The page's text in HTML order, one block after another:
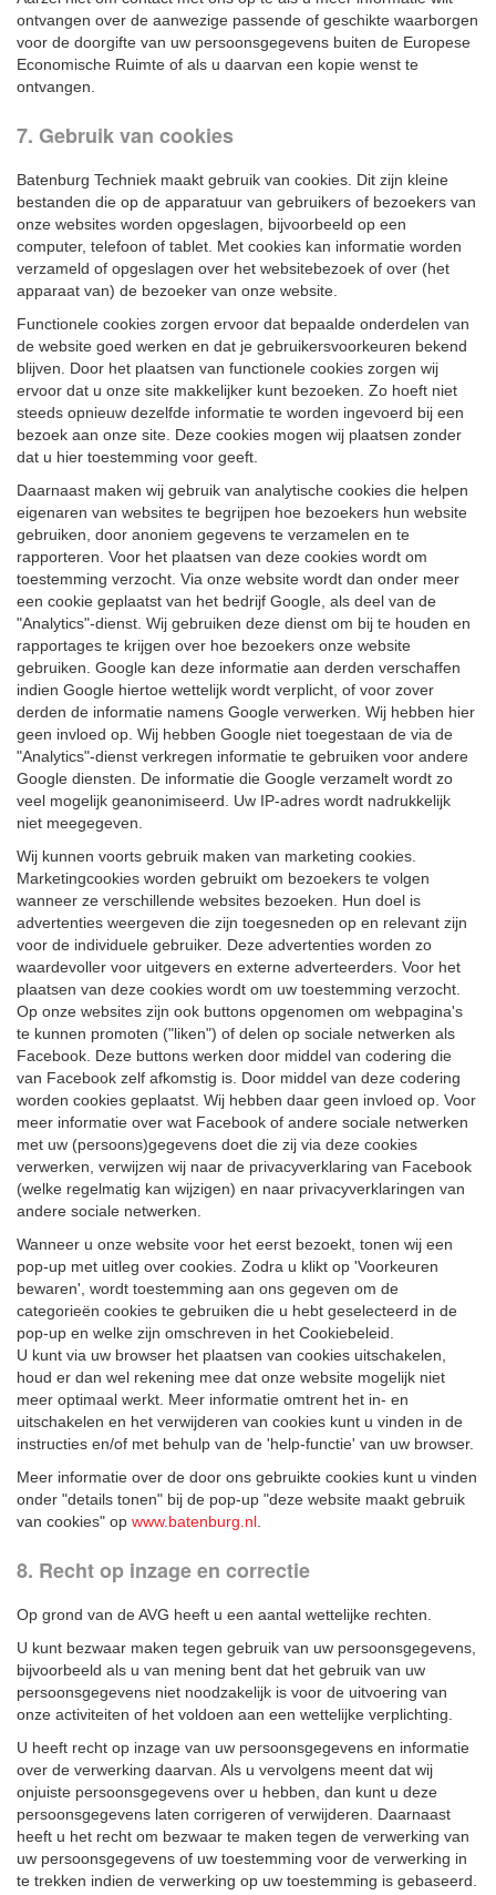
ontvangen over de aanwezige passende of geschikte waarborgen
voor de doorgifte van uw persoonsgegevens buiten de Europese
Economische Ruimte of als u daarvan een kopie wenst te
ontvangen.
7. Gebruik van cookies
Batenburg Techniek maakt gebruik van cookies. Dit zijn kleine
bestanden die op de apparatuur van gebruikers of bezoekers van
onze websites worden opgeslagen, bijvoorbeeld op een
computer, telefoon of tablet. Met cookies kan informatie worden
verzameld of opgeslagen over het websitebezoek of over (het
apparaat van) de bezoeker van onze website.
Functionele cookies zorgen ervoor dat bepaalde onderdelen van
de website goed werken en dat je gebruikersvoorkeuren bekend
blijven. Door het plaatsen van functionele cookies zorgen wij
ervoor dat u onze site makkelijker kunt bezoeken. Zo hoeft niet
steeds opnieuw dezelfde informatie te worden ingevoerd bij een
bezoek aan onze site. Deze cookies mogen wij plaatsen zonder
dat u hier toestemming voor geeft.
Daarnaast maken wij gebruik van analytische cookies die helpen
eigenaren van websites te begrijpen hoe bezoekers hun website
gebruiken, door anoniem gegevens te verzamelen en te
rapporteren. Voor het plaatsen van deze cookies wordt om
toestemming verzocht. Via onze website wordt dan onder meer
een cookie geplaatst van het bedrijf Google, als deel van de
"Analytics"-dienst. Wij gebruiken deze dienst om bij te houden en
rapportages te krijgen over hoe bezoekers onze website
gebruiken. Google kan deze informatie aan derden verschaffen
indien Google hiertoe wettelijk wordt verplicht, of voor zover
derden de informatie namens Google verwerken. Wij hebben hier
geen invloed op. Wij hebben Google niet toegestaan de via de
"Analytics"-dienst verkregen informatie te gebruiken voor andere
Google diensten. De informatie die Google verzamelt wordt zo
veel mogelijk geanonimiseerd. Uw IP-adres wordt nadrukkelijk
niet meegegeven.
Wij kunnen voorts gebruik maken van marketing cookies.
Marketingcookies worden gebruikt om bezoekers te volgen
wanneer ze verschillende websites bezoeken. Hun doel is
advertenties weergeven die zijn toegesneden op en relevant zijn
voor de individuele gebruiker. Deze advertenties worden zo
waardevoller voor uitgevers en externe adverteerders. Voor het
plaatsen van deze cookies wordt om uw toestemming verzocht.
Op onze websites zijn ook buttons opgenomen om webpagina's
te kunnen promoten ("liken") of delen op sociale netwerken als
Facebook. Deze buttons werken door middel van codering die
van Facebook zelf afkomstig is. Door middel van deze codering
worden cookies geplaatst. Wij hebben daar geen invloed op. Voor
meer informatie over wat Facebook of andere sociale netwerken
met uw (persoons)gegevens doet die zij via deze cookies
verwerken, verwijzen wij naar de privacyverklaring van Facebook
(welke regelmatig kan wijzigen) en naar privacyverklaringen van
andere sociale netwerken.
Wanneer u onze website voor het eerst bezoekt, tonen wij een
pop-up met uitleg over cookies. Zodra u klikt op 'Voorkeuren
bewaren', wordt toestemming aan ons gegeven om de
categorieën cookies te gebruiken die u hebt geselecteerd in de
pop-up en welke zijn omschreven in het Cookiebeleid.
U kunt via uw browser het plaatsen van cookies uitschakelen,
houd er dan wel rekening mee dat onze website mogelijk niet
meer optimaal werkt. Meer informatie omtrent het in- en
uitschakelen en het verwijderen van cookies kunt u vinden in de
instructies en/of met behulp van de 'help-functie' van uw browser.
Meer informatie over de door ons gebruikte cookies kunt u vinden
onder "details tonen" bij de pop-up "deze website maakt gebruik
van cookies" op www.batenburg.nl
8. Recht op inzage en correctie
Op grond van de AVG heeft u een aantal wettelijke rechten.
U kunt bezwaar maken tegen gebruik van uw persoonsgegevens,
bijvoorbeeld als u van mening bent dat het gebruik van uw
persoonsgegevens niet noodzakelijk is voor de uitvoering van
onze activiteiten of het voldoen aan een wettelijke verplichting.
U heeft recht op inzage van uw persoonsgegevens en informatie
over de verwerking daarvan. Als u vervolgens meent dat wij
onjuiste persoonsgegevens over u hebben, dan kunt u deze
persoonsgegevens laten corrigeren of verwijderen. Daarnaast
heeft u het recht om bezwaar te maken tegen de verwerking van
uw persoonsgegevens of uw toestemming voor de verwerking in
te trekken indien de verwerking op uw toestemming is gebaseerd.